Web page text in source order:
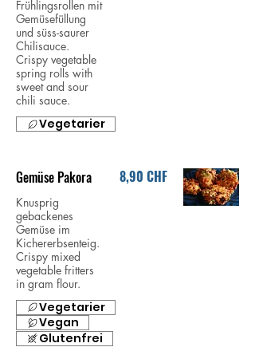
Frühlingsrollen mit
Gemüsefüllung
und süss-saurer
Chilisauce.
Crispy vegetable
spring rolls with
sweet and sour
chili sauce.
Vegetarier
Gemüse Pakora
Knusprig
gebackenes
Gemüse im
Kichererbsenteig.
Crispy mixed
vegetable fritters
in gram flour.
8,90 CHF
Vegetarier
Vegan
Glutenfrei